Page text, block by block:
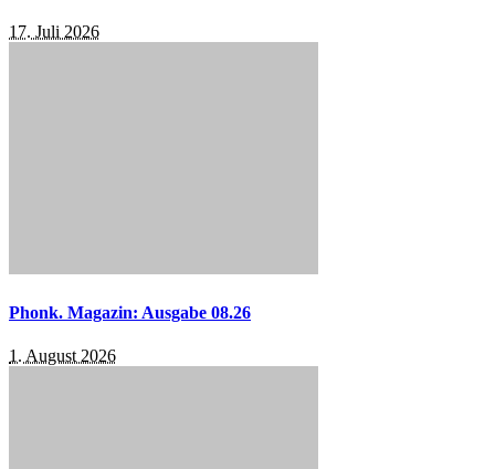
17. Juli 2026
Phonk. Magazin: Ausgabe 08.26
1. August 2026